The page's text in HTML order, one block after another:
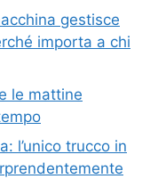
gestisce
importa a chi
le mattine
l’unico trucco in